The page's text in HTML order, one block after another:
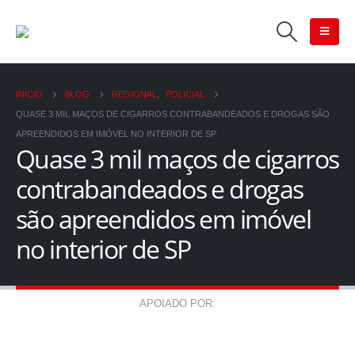
INÍCIO BLOG REGIONAL POLICIAL
QUASE 3 MIL MAÇOS DE CIGARROS CONTRABANDEADOS E DROGAS SÃO
APREENDIDOS EM IMÓVEL NO INTERIOR DE SP
Quase 3 mil maços de cigarros
contrabandeados e drogas
são apreendidos em imóvel
no interior de SP
APOIADO POR: